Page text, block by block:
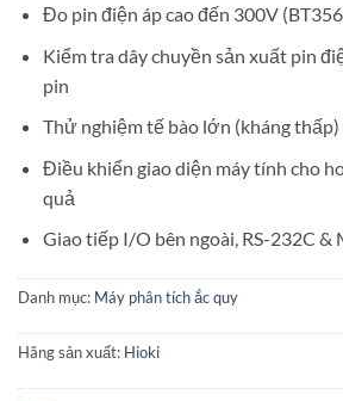
Đo pin điện áp cao đến 300V
Kiểm tra dây chuyền sản xuất pin
pin
Thử nghiệm tế bào lớn (kháng thấp)
Điều khiển giao diện máy tính cho
quả
Giao tiếp I/O bên ngoài, RS-232C &
Danh mục: Máy phân tích ắc quy
Hãng sản xuất: Hioki